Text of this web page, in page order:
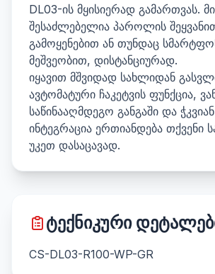
DL03-ის მყისიერად გამართვას.
შესაძლებელია პაროლის
გამოყენებით ან თუნდაც
მეშვეობით, დისტანციურად.
იყავით მშვიდად სახლიდან
ავტომატური ჩაკეტვის ფუნქცია,
საწინააღმდეგო განგაში და
ინტეგრაცია ერთიანდება თქვენი
უკეთ დასაცავად.
ტექნიკური
CS-DL03-R100-WP-GR